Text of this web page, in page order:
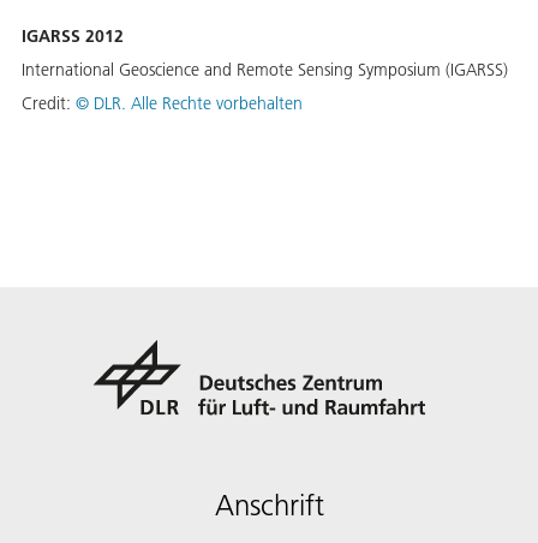
IGARSS 2012
International Geoscience and Remote Sensing Symposium (IGARSS)
Credit: © DLR. Alle Rechte vorbehalten
Anschrift